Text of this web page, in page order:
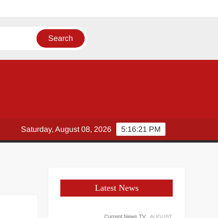
5:16:22 PM
Saturday, August 08, 2026
Latest News
Current News TV
AUGUST